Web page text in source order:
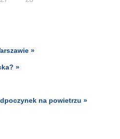
»
»
na powietrzu »